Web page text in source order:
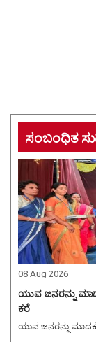
ಸಂಬಂಧಿತ
08 Aug 2026
ಯುವ ಜನರನ್ನು
ಕರೆ
ಯುವ ಜನರನ್ನು ಮಾದಕ